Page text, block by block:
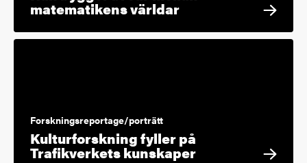
matematikens världar
Forskningsreportage/porträtt
Kulturforskning fyller på
Trafikverkets kunskaper